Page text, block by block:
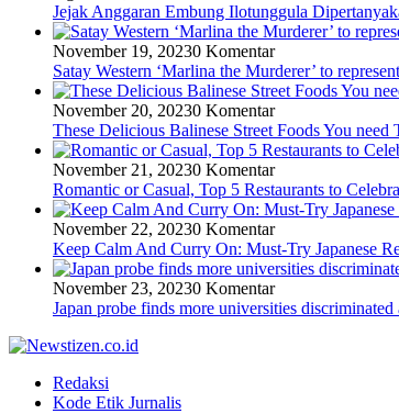
Jejak Anggaran Embung Ilotunggula
November 19, 20230 Komentar
Satay Western ‘Marlina the Murderer’ to
November 20, 20230 Komentar
These Delicious Balinese Street Foods You
November 21, 20230 Komentar
Romantic or Casual, Top 5 Restaurants to
November 22, 20230 Komentar
Keep Calm And Curry On: Must-Try Japanese
November 23, 20230 Komentar
Japan probe finds more universities discriminated
Redaksi
Kode Etik Jurnalis